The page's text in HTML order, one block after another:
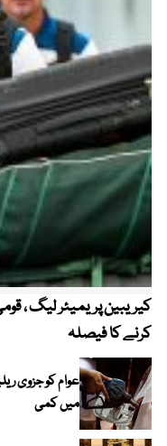
کرنے کا فیصلہ
عوام کو جزوی
میں کمی